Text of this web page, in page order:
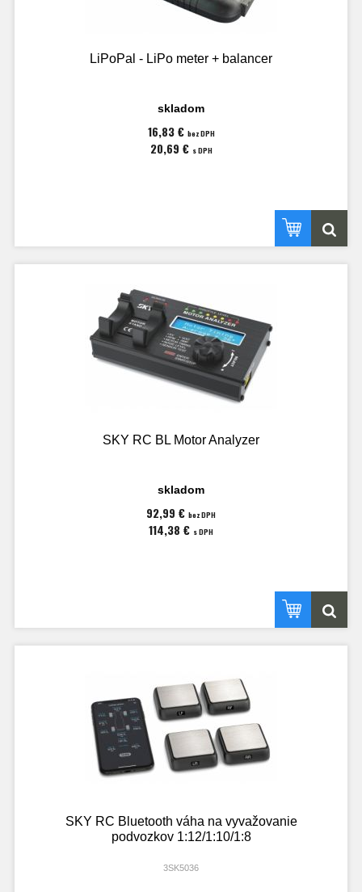
LiPoPal - LiPo meter + balancer
skladom
16,83 € bez DPH
20,69 € s DPH
SKY RC BL Motor Analyzer
skladom
92,99 € bez DPH
114,38 € s DPH
SKY RC Bluetooth váha na vyvažovanie
podvozkov 1:12/1:10/1:8
3SK5036